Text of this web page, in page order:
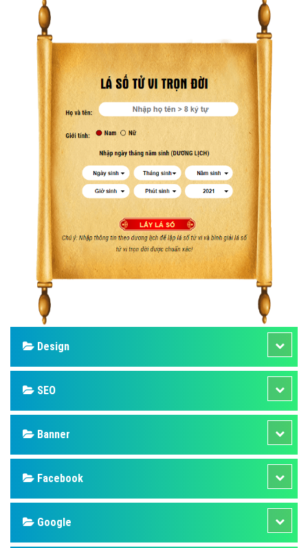
Design
SEO
Banner
Facebook
Google